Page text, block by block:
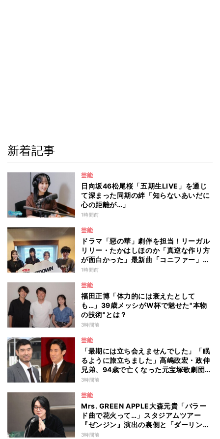
新着記事
芸能
日向坂46松尾桜「五期生LIVE」を通じ
て深まった同期の絆「知らないあいだに
心の距離が…」
1時間前
芸能
ドラマ「惡の華」劇伴を担当！リーガル
リリー・たかはしほのか「真逆な作り方
が面白かった」最新曲「コニファー」制
作秘話も
1時間前
芸能
福田正博「体力的には衰えたとして
も…」39歳メッシがW杯で魅せた"本物
の技術"とは？
3時間前
芸能
「最期には立ち会えませんでした」「眠
るように旅立ちました」高嶋政宏・政伸
兄弟、94歳で亡くなった元宝塚歌劇団ト
ップスターの母・寿美花代を追悼 ここ
いた
3時間前
芸能
Mrs. GREEN APPLE大森元貴「バラー
ド曲で花火って…」スタジアムツアー
『ゼンジン』演出の裏側と「ダーリン」
への思いを語る
3時間前